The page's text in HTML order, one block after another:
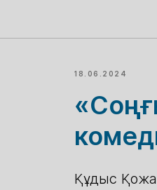
18.06.2024
Құдыс